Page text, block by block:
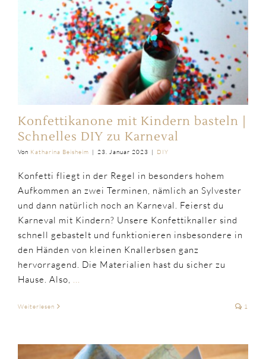
Konfettikanone mit Kindern basteln |
Schnelles DIY zu Karneval
Von Katharina Beisheim | 23. Januar 2023 | DIY
Konfetti fliegt in der Regel in besonders hohem
Aufkommen an zwei Terminen, nämlich an Sylvester
und dann natürlich noch an Karneval. Feierst du
Karneval mit Kindern? Unsere Konfettiknaller sind
schnell gebastelt und funktionieren insbesondere in
den Händen von kleinen Knallerbsen ganz
hervorragend. Die Materialien hast du sicher zu
Hause. Also, ...
Weiterlesen 1